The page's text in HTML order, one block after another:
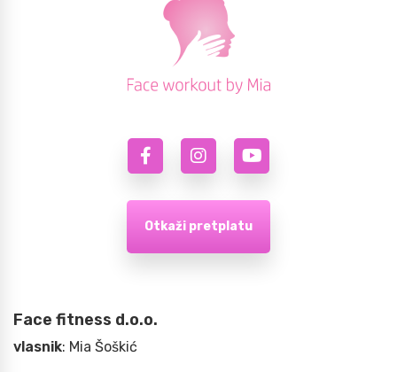
Otkaži pretplatu
Face fitness d.o.o.
vlasnik: Mia Šoškić